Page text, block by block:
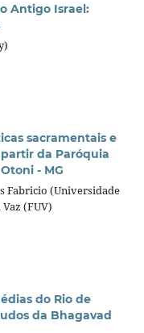
Antigo Israel:
sacramentais e
da Paróquia
- MG
Fabricio (Universidade
(FUV)
do Rio de
da Bhagavad